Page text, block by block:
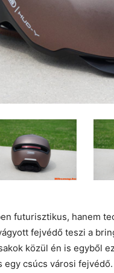
futurisztikus, hanem
fejvédő teszi a
közül én is egyből
csúcs városi